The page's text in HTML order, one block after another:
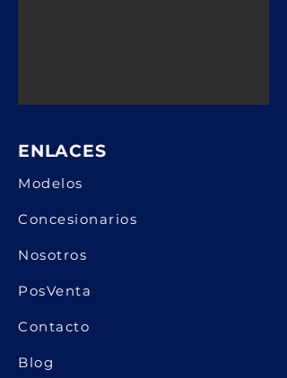
ENLACES
Modelos
Concesionarios
Nosotros
PosVenta
Contacto
Blog